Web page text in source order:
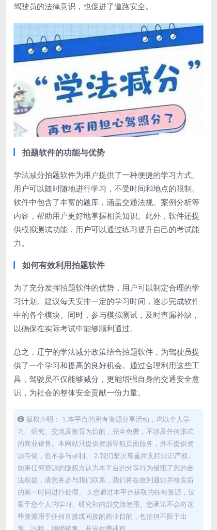
驾驶员的法律意识，也促进了道路安全。
拍题软件的功能与优势
学法减分拍题软件为用户提供了一种便捷的学习方式。
用户可以随时随地进行学习，不受时间和地点的限制。
软件中包含了丰富的题库，涵盖交通法规、案例分析等
内容，帮助用户更好地掌握相关知识。此外，软件还提
供模拟测试功能，用户可以通过练习提升自己的考试能
力。
如何有效利用拍题软件
为了充分发挥拍题软件的优势，用户可以制定合理的学
习计划。建议每天安排一定的学习时间，逐步完成软件
中的各个模块。同时，参与模拟测试，及时查漏补缺，
以确保在实际考试中能够顺利通过。
总之，辽宁的学法减分政策结合拍题软件，为驾驶员提
供了一个学习和提高的良好机会。通过合理利用这些工
具，驾驶员不仅能够减分，更能增强自身的交通安全意
识，为社会的整体安全贡献一份力量。
版权声明： 1.本平台的所有资源分享活动，均以个人学
习、研究、交流及教育为目的，完全免费，不涉及任何形式
的商业销售。本网站只提供资源导航页面服务，并不提供资
源存储，也不参与录制。 2.我们坚决尊重并支持知识产权。
如果任何资源的版权方认为本平台的分享行为侵犯了您的合
法权益，请您务必与我们联系，我们将在收到通知并核实后
的第一时间进行处理。 3.您通过本平台获取的任何资源，仅
限于您个人的学习、研究和内部交流使用。您承诺不会将这
些资源用于任何直接或间接的商业目的，包括但不限于出
售、出租、捆绑销售、开设付费课程。